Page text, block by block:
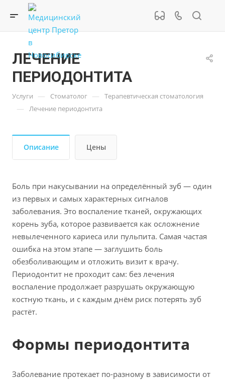
ЛЕЧЕНИЕ
ПЕРИОДОНТИТА
Услуги — Стоматолог — Терапевтическая стоматология
— Лечение периодонтита
Описание Цены
Боль при накусывании на определённый зуб — один
из первых и самых характерных сигналов
заболевания. Это воспаление тканей, окружающих
корень зуба, которое развивается как осложнение
невылеченного кариеса или пульпита. Самая частая
ошибка на этом этапе — заглушить боль
обезболивающим и отложить визит к врачу.
Периодонтит не проходит сам: без лечения
воспаление продолжает разрушать окружающую
костную ткань, и с каждым днём риск потерять зуб
растёт.
Формы периодонтита
Заболевание протекает по-разному в зависимости от